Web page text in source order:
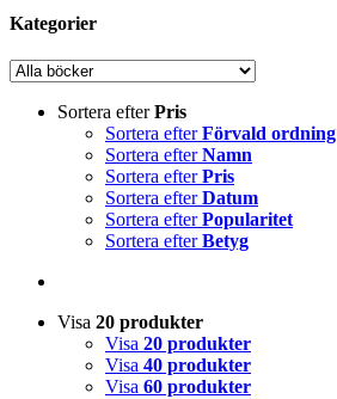
Kategorier
Sortera efterPris
Sortera efterFörvald ordning
Sortera efterNamn
Sortera efterPris
Sortera efterDatum
Sortera efterPopularitet
Sortera efterBetyg
Visa 20 produkter
Visa 20 produkter
Visa 40 produkter
Visa 60 produkter